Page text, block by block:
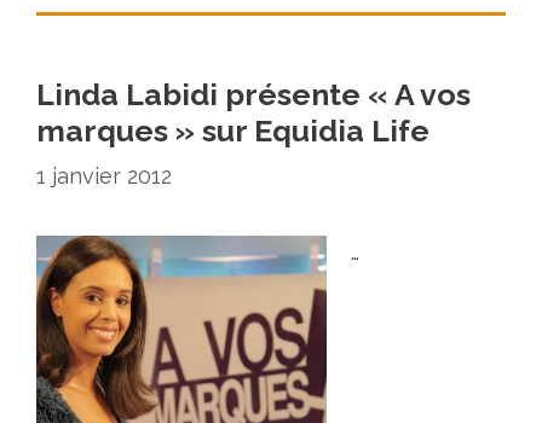
Linda Labidi présente « A vos
marques » sur Equidia Life
1 janvier 2012
…